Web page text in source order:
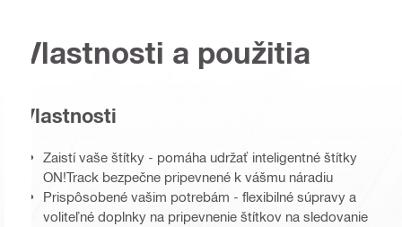
Vlastnosti a použitia
Vlastnosti
Zaistí vaše štítky - pomáha udržať inteligentné štítky
ON!Track bezpečne pripevnené k vášmu náradiu
Prispôsobené vašim potrebám - flexibilné súpravy a
voliteľné doplnky na pripevnenie štítkov na sledovanie